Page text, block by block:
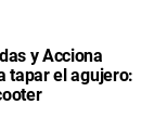
y Acciona
tapar el agujero: